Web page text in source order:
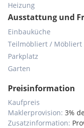
Heizung
Ausstattung und
Einbauküche
Teilmöbliert / Möbliert
Parkplatz
Garten
Preisinformation
Kaufpreis
Maklerprovision: 3%
Zusatzinformation: